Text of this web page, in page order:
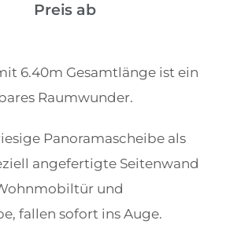
Preis ab
6.40m Gesamtlänge ist ein
Raumwunder.
Panoramascheibe als
angefertigte Seitenwand
und
fallen sofort ins Auge.